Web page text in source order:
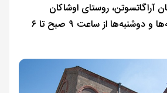
آراگاتسوتن، روستای اوشاکان
یکشنبه‌ها و دوشنبه‌ها از ساعت ۹ صبح تا ۶